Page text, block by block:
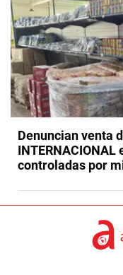
Denuncian venta
controladas por